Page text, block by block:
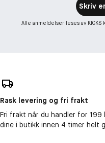
Skriv
Alle anmeldelser leses av
Rask levering og fri frakt
Fri frakt når du handler for
dine i butikk innen 4 timer helt